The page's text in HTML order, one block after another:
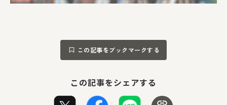
この記事をブックマークする
この記事をシェアする